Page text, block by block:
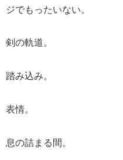
ジでもったいない。
剣の軌道。
踏み込み。
表情。
息の詰まる間。